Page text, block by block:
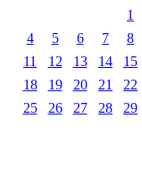
1
4
5 6 7 8
11
12 13 14 15
18
19 20 21 22
25
26 27 28 29